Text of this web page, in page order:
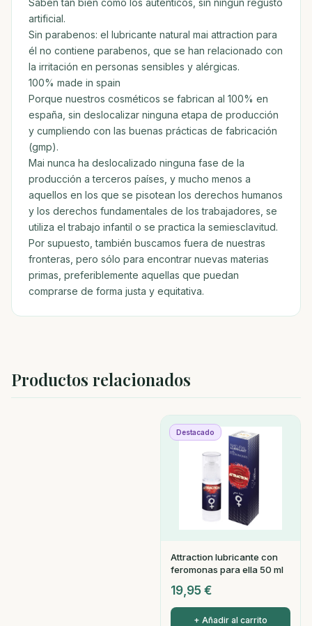
Saben tan bien como los auténticos, sin ningún regusto
artificial.
Sin parabenos: el lubricante natural mai attraction para
él no contiene parabenos, que se han relacionado con
la irritación en personas sensibles y alérgicas.
100% made in spain
Porque nuestros cosméticos se fabrican al 100% en
españa, sin deslocalizar ninguna etapa de producción
y cumpliendo con las buenas prácticas de fabricación
(gmp).
Mai nunca ha deslocalizado ninguna fase de la
producción a terceros países, y mucho menos a
aquellos en los que se pisotean los derechos humanos
y los derechos fundamentales de los trabajadores, se
utiliza el trabajo infantil o se practica la semiesclavitud.
Por supuesto, también buscamos fuera de nuestras
fronteras, pero sólo para encontrar nuevas materias
primas, preferiblemente aquellas que puedan
comprarse de forma justa y equitativa.
Productos relacionados
Destacado
Attraction lubricante con
feromonas para ella 50 ml
19,95 €
+ Añadir al carrito